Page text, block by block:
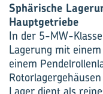
Sphärische
Hauptgetriebe
In der 5-MW-
Lagerung mit
einem